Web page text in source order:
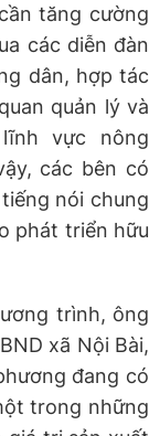
tăng cường
các diễn đàn
dân, hợp tác
quản lý và
vực nông
các bên có
nói chung
phát triển hữu
trình, ông
xã Nội Bài,
đang có
trong những